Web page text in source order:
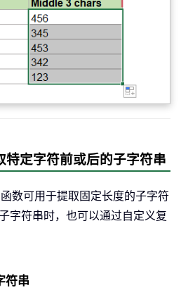
特定字符前或后的子字符串
数可用于提取固定长度的子字符
字符串时，也可以通过自定义复
符串